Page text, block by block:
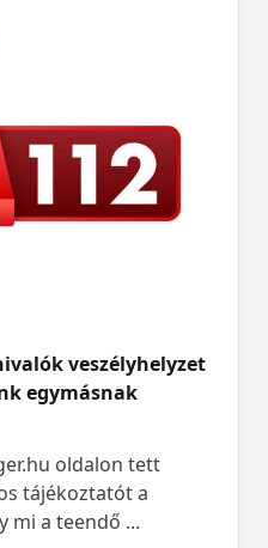
veszélyhelyzet
egymásnak
oldalon tett
tájékoztatót a
mi a teendő ...